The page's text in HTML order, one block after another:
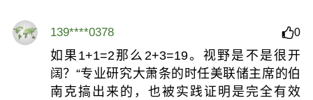
139****0378 0
如果1+1=2那么2+3=19。视野是不是很开
阔？“专业研究大萧条的时任美联储主席的伯
南克搞出来的，也被实践证明是完全有效